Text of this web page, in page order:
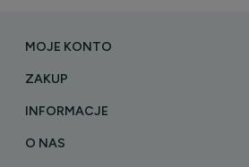
MOJE KONTO
ZAKUP
INFORMACJE
O NAS